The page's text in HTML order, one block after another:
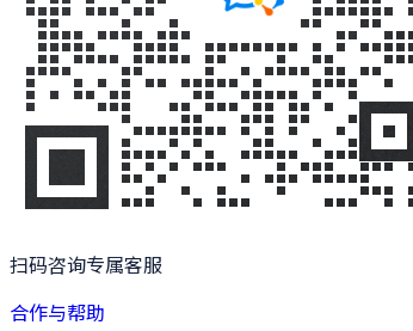
扫码咨询专属客服
合作与帮助